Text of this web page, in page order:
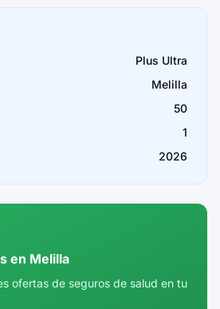
Plus Ultra
Melilla
50
1
2026
en Melilla
ofertas de seguros de salud en tu